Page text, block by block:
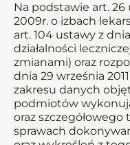
Na podstawie art.
2009r. o izbach
art. 104 ustawy z
działalności
zmianami) oraz
dnia 29 września
zakresu danych
podmiotów
oraz
sprawach